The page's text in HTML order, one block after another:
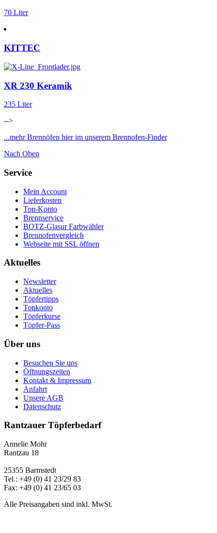
70 Liter
KITTEC
XR 230 Keramik
235 Liter
-->
...mehr Brennöfen hier im unserem Brennofen-Finder
Nach Oben
Service
Mein Account
Lieferkosten
Ton-Konto
Brennservice
BOTZ-Glasur Farbwähler
Brennofenvergleich
Webseite mit SSL öffnen
Aktuelles
Newsletter
Aktuelles
Töpfertipps
Tonkonto
Töpferkurse
Töpfer-Pass
Über uns
Besuchen Sie uns
Öffnungszeiten
Kontakt & Impressum
Anfahrt
Unsere AGB
Datenschutz
Rantzauer Töpferbedarf
Annelie Mohr
Rantzau 18
25355 Barmstedt
Tel.: +49 (0) 41 23/29 83
Fax: +49 (0) 41 23/65 03
Alle Preisangaben sind inkl. MwSt.